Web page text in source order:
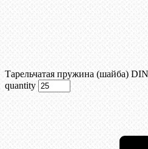
Тарельчатая пружина (шайба)
quantity